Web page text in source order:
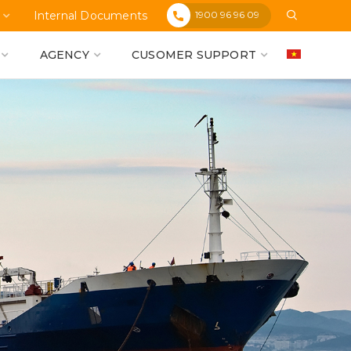
Internal Documents 1900 96 96 09
AGENCY CUSOMER SUPPORT